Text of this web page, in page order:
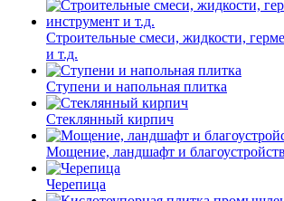
Строительные смеси, жидкости,
и т.д.
Ступени и напольная плитка
Cтеклянный кирпич
Мощение, ландшафт и
Черепица